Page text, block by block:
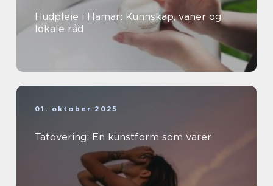
Hudpleie i Hamar: Kunnskap, vaner og
lokale råd
01. oktober 2025
Tatovering: En kunstform som varer